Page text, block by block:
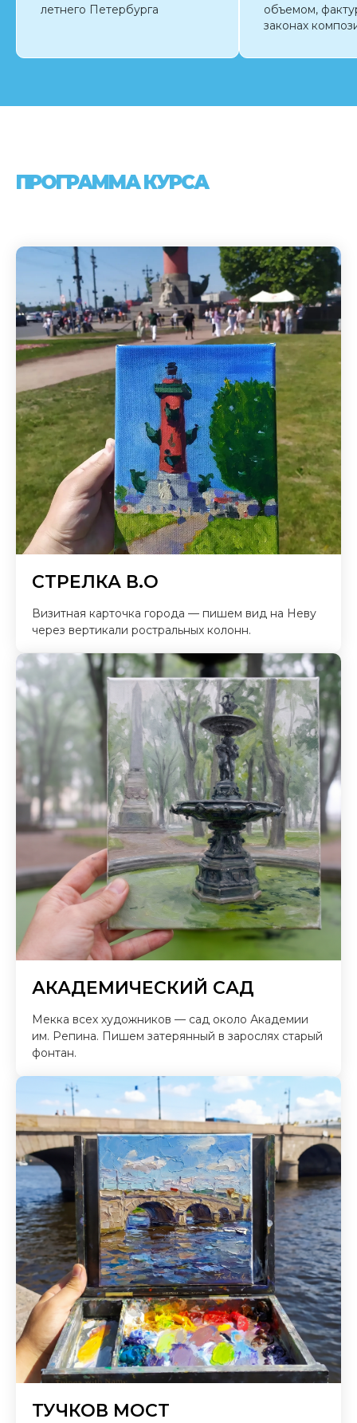
летнего Петербурга
объемом,
законах
ПРОГРАММА КУРСА
СТРЕЛКА В.О
Визитная карточка города — пишем вид на Неву
через вертикали ростральных колонн.
АКАДЕМИЧЕСКИЙ САД
Мекка всех художников — сад около Академии
им. Репина. Пишем затерянный в зарослях старый
фонтан.
ТУЧКОВ МОСТ